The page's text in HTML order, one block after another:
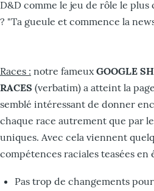
D&D comme le jeu de rôle le
? "Ta gueule et commence la
Races : notre fameuxGOOGLE
RACES (verbatim) a atteint la
semblé intéressant de donner
chaque race autrement que par
uniques. Avec cela viennent
compétences raciales teasées en
Pas trop de changements